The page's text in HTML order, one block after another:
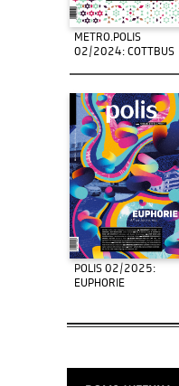
METRO.POLIS
02/2024: COTTBUS
POLIS 02/2025:
EUPHORIE